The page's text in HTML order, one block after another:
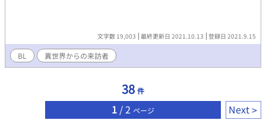
文字数 19,003 最終更新日 2021.10.13 登録日 2021.9.15
BL 異世界からの来訪者
38 件
1 / 2 ページ Next